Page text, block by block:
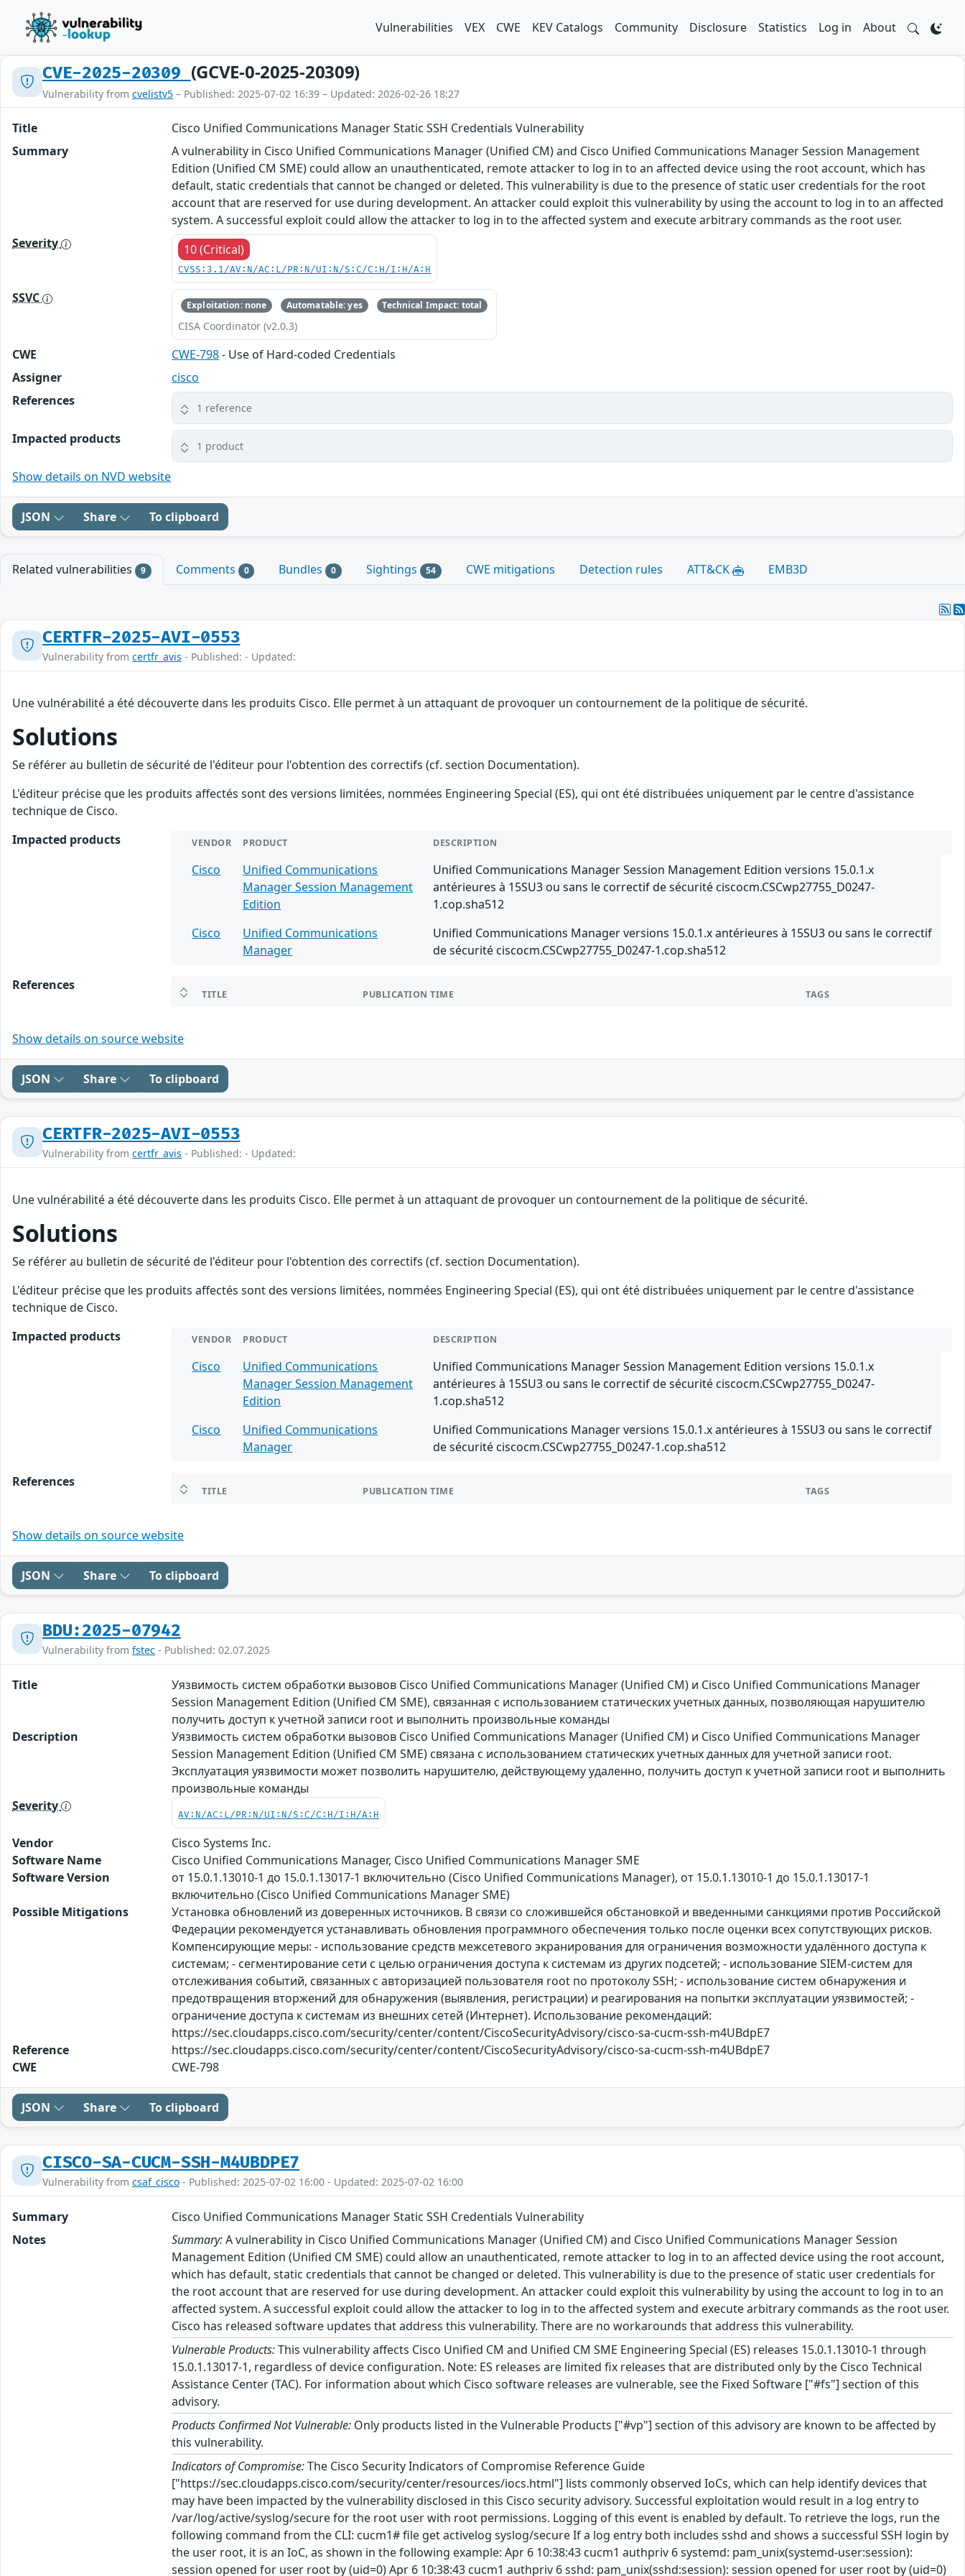
Vulnerabilities VEX CWE KEV Catalogs Community Disclosure Statistics Log in About
CVE-2025-20309 (GCVE-0-2025-20309)
Vulnerability from cvelistv5 – Published: 2025-07-02 16:39 – Updated: 2026-02-26 18:27
Title
Cisco Unified Communications Manager Static SSH Credentials Vulnerability
Summary
A vulnerability in Cisco Unified Communications Manager (Unified CM) and Cisco Unified Communications Manager Session Management
Edition (Unified CM SME) could allow an unauthenticated, remote attacker to log in to an affected device using the root account, which has
default, static credentials that cannot be changed or deleted. This vulnerability is due to the presence of static user credentials for the root
account that are reserved for use during development. An attacker could exploit this vulnerability by using the account to log in to an affected
system. A successful exploit could allow the attacker to log in to the affected system and execute arbitrary commands as the root user.
Severity
10 (Critical)
CVSS:3.1/AV:N/AC:L/PR:N/UI:N/S:C/C:H/I:H/A:H
SSVC Exploitation: none Automatable: yes Technical Impact: total
CISA Coordinator (v2.0.3)
CWE CWE-798- Use of Hard-coded Credentials
Assigner
cisco
References
1 reference
Impacted products 1 product
Show details on NVD website
JSON Share To clipboard
Related vulnerabilities 9 Comments 0 Bundles 0 Sightings 54 CWE mitigations Detection rules ATT&CK EMB3D
CERTFR-2025-AVI-0553
Vulnerability from certfr_avis - Published: - Updated:
Une vulnérabilité a été découverte dans les produits Cisco. Elle permet à un attaquant de provoquer un contournement de la politique de sécurité.
Solutions
Se référer au bulletin de sécurité de l'éditeur pour l'obtention des correctifs (cf. section Documentation).
L'éditeur précise que les produits affectés sont des versions limitées, nommées Engineering Special (ES), qui ont été distribuées uniquement par le centre d'assistance
technique de Cisco.
Impacted products
VENDOR PRODUCT DESCRIPTION
Cisco
Unified Communications
Manager Session Management
Edition
Unified Communications Manager Session Management Edition versions 15.0.1.x
antérieures à 15SU3 ou sans le correctif de sécurité ciscocm.CSCwp27755_D0247-
1.cop.sha512
Cisco
Unified Communications
Manager
Unified Communications Manager versions 15.0.1.x antérieures à 15SU3 ou sans le correctif
de sécurité ciscocm.CSCwp27755_D0247-1.cop.sha512
References
TITLE PUBLICATION TIME TAGS
Show details on source website
JSON Share To clipboard
CERTFR-2025-AVI-0553
Vulnerability from certfr_avis - Published: - Updated:
Une vulnérabilité a été découverte dans les produits Cisco. Elle permet à un attaquant de provoquer un contournement de la politique de sécurité.
Solutions
Se référer au bulletin de sécurité de l'éditeur pour l'obtention des correctifs (cf. section Documentation).
L'éditeur précise que les produits affectés sont des versions limitées, nommées Engineering Special (ES), qui ont été distribuées uniquement par le centre d'assistance
technique de Cisco.
Impacted products
VENDOR PRODUCT DESCRIPTION
Cisco
Unified Communications
Manager Session Management
Edition
Unified Communications Manager Session Management Edition versions 15.0.1.x
antérieures à 15SU3 ou sans le correctif de sécurité ciscocm.CSCwp27755_D0247-
1.cop.sha512
Cisco
Unified Communications
Manager
Unified Communications Manager versions 15.0.1.x antérieures à 15SU3 ou sans le correctif
de sécurité ciscocm.CSCwp27755_D0247-1.cop.sha512
References
TITLE PUBLICATION TIME TAGS
Show details on source website
JSON Share To clipboard
BDU:2025-07942
Vulnerability from fstec - Published: 02.07.2025
Title
Уязвимость систем обработки вызовов Cisco Unified Communications Manager (Unified CM) и Cisco Unified Communications Manager
Session Management Edition (Unified CM SME), связанная с использованием статических учетных данных, позволяющая нарушителю
получить доступ к учетной записи root и выполнить произвольные команды
Description
Уязвимость систем обработки вызовов Cisco Unified Communications Manager (Unified CM) и Cisco Unified Communications Manager
Session Management Edition (Unified CM SME) связана с использованием статических учетных данных для учетной записи root.
Эксплуатация уязвимости может позволить нарушителю, действующему удаленно, получить доступ к учетной записи root и выполнить
произвольные команды
Severity
AV:N/AC:L/PR:N/UI:N/S:C/C:H/I:H/A:H
Vendor
Cisco Systems Inc.
Software Name
Cisco Unified Communications Manager, Cisco Unified Communications Manager SME
Software Version
от 15.0.1.13010-1 до 15.0.1.13017-1 включительно (Cisco Unified Communications Manager), от 15.0.1.13010-1 до 15.0.1.13017-1
включительно (Cisco Unified Communications Manager SME)
Possible Mitigations
Установка обновлений из доверенных источников. В связи со сложившейся обстановкой и введенными санкциями против Российской
Федерации рекомендуется устанавливать обновления программного обеспечения только после оценки всех сопутствующих рисков.
Компенсирующие меры: - использование средств межсетевого экранирования для ограничения возможности удалённого доступа к
системам; - сегментирование сети с целью ограничения доступа к системам из других подсетей; - использование SIEM-систем для
отслеживания событий, связанных с авторизацией пользователя root по протоколу SSH; - использование систем обнаружения и
предотвращения вторжений для обнаружения (выявления, регистрации) и реагирования на попытки эксплуатации уязвимостей; -
ограничение доступа к системам из внешних сетей (Интернет). Использование рекомендаций:
https://sec.cloudapps.cisco.com/security/center/content/CiscoSecurityAdvisory/cisco-sa-cucm-ssh-m4UBdpE7
Reference
https://sec.cloudapps.cisco.com/security/center/content/CiscoSecurityAdvisory/cisco-sa-cucm-ssh-m4UBdpE7
CWE
CWE-798
JSON Share To clipboard
CISCO-SA-CUCM-SSH-M4UBDPE7
Vulnerability from csaf_cisco - Published: 2025-07-02 16:00 - Updated: 2025-07-02 16:00
Summary
Cisco Unified Communications Manager Static SSH Credentials Vulnerability
Notes
Summary:A vulnerability in Cisco Unified Communications Manager (Unified CM) and Cisco Unified Communications Manager Session
Management Edition (Unified CM SME) could allow an unauthenticated, remote attacker to log in to an affected device using the root account,
which has default, static credentials that cannot be changed or deleted. This vulnerability is due to the presence of static user credentials for
the root account that are reserved for use during development. An attacker could exploit this vulnerability by using the account to log in to an
affected system. A successful exploit could allow the attacker to log in to the affected system and execute arbitrary commands as the root user.
Cisco has released software updates that address this vulnerability. There are no workarounds that address this vulnerability.
Vulnerable Products:This vulnerability affects Cisco Unified CM and Unified CM SME Engineering Special (ES) releases 15.0.1.13010-1 through
15.0.1.13017-1, regardless of device configuration. Note: ES releases are limited fix releases that are distributed only by the Cisco Technical
Assistance Center (TAC). For information about which Cisco software releases are vulnerable, see the Fixed Software ["#fs"] section of this
advisory.
Products Confirmed Not Vulnerable: Only products listed in the Vulnerable Products ["#vp"] section of this advisory are known to be affected by
this vulnerability.
Indicators of Compromise:The Cisco Security Indicators of Compromise Reference Guide
["https://sec.cloudapps.cisco.com/security/center/resources/iocs.html"] lists commonly observed IoCs, which can help identify devices that
may have been impacted by the vulnerability disclosed in this Cisco security advisory. Successful exploitation would result in a log entry to
/var/log/active/syslog/secure for the root user with root permissions. Logging of this event is enabled by default. To retrieve the logs, run the
following command from the CLI: cucm1# file get activelog syslog/secure If a log entry both includes sshd and shows a successful SSH login by
the user root, it is an IoC, as shown in the following example: Apr 6 10:38:43 cucm1 authpriv 6 systemd: pam_unix(systemd-user:session):
session opened for user root by (uid=0) Apr 6 10:38:43 cucm1 authpriv 6 sshd: pam_unix(sshd:session): session opened for user root by (uid=0)